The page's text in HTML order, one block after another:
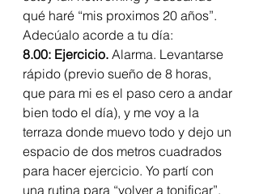
qué haré “mis proximos 20 años”.
Adecúalo acorde a tu día:
8.00: Ejercicio. Alarma. Levantarse
rápido (previo sueño de 8 horas,
que para mi es el paso cero a andar
bien todo el día), y me voy a la
terraza donde muevo todo y dejo un
espacio de dos metros cuadrados
para hacer ejercicio. Yo partí con
una rutina para “volver a tonificar”,